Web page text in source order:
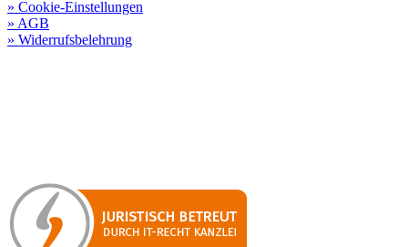
» Cookie-Einstellungen
» AGB
» Widerrufsbelehrung